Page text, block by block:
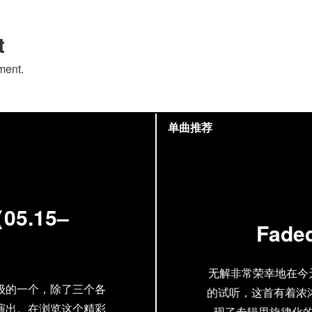
一个，除了三个各
出。在浏览这个精彩
无解非常荣幸地在
的试听，这首有着
单曲推荐